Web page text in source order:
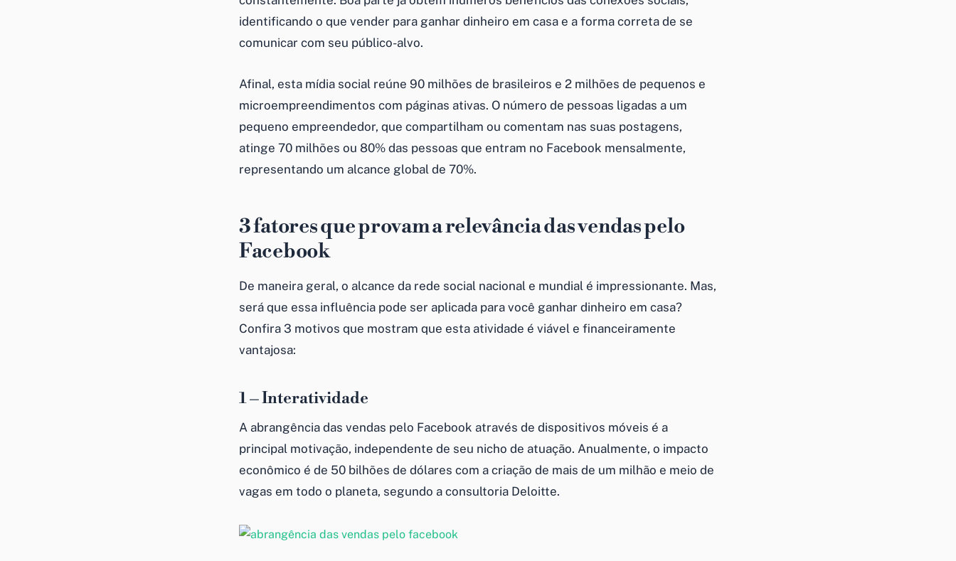
identificando o que vender para ganhar dinheiro em casa e a forma correta de se
comunicar com seu público-alvo.
Afinal, esta mídia social reúne 90 milhões de brasileiros e 2 milhões de pequenos e
microempreendimentos com páginas ativas. O número de pessoas ligadas a um
pequeno empreendedor, que compartilham ou comentam nas suas postagens,
atinge 70 milhões ou 80% das pessoas que entram no Facebook mensalmente,
representando um alcance global de 70%.
3 fatores que provam a relevância das vendas pelo
Facebook
De maneira geral, o alcance da rede social nacional e mundial é impressionante. Mas,
será que essa influência pode ser aplicada para você ganhar dinheiro em casa?
Confira 3 motivos que mostram que esta atividade é viável e financeiramente
vantajosa:
1 – Interatividade
A abrangência das vendas pelo Facebook através de dispositivos móveis é a
principal motivação, independente de seu nicho de atuação. Anualmente, o impacto
econômico é de 50 bilhões de dólares com a criação de mais de um milhão e meio de
vagas em todo o planeta, segundo a consultoria Deloitte.